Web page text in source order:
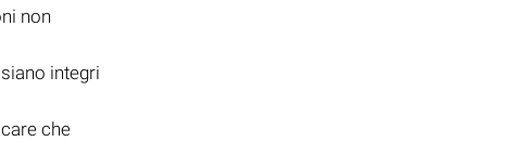
non
integri
che